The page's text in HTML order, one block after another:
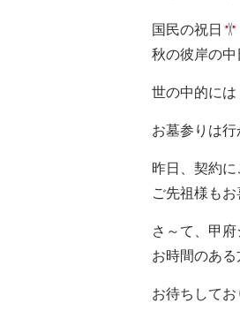
国民の祝日
秋の彼岸の中
世の中的に
お墓参りは行
昨日、契約
ご先祖様も
さ～て、甲
お時間のあ
お待ちしてお